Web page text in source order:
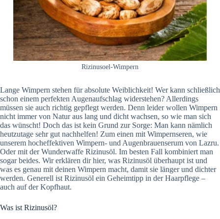
Rizinusoel-Wimpern
Lange Wimpern stehen für absolute Weiblichkeit! Wer kann schließlich
schon einem perfekten Augenaufschlag widerstehen? Allerdings
müssen sie auch richtig gepflegt werden. Denn leider wollen Wimpern
nicht immer von Natur aus lang und dicht wachsen, so wie man sich
das wünscht! Doch das ist kein Grund zur Sorge: Man kann nämlich
heutzutage sehr gut nachhelfen! Zum einen mit Wimpernseren, wie
unserem hocheffektiven Wimpern- und Augenbrauenserum von Lazru.
Oder mit der Wunderwaffe Rizinusöl. Im besten Fall kombiniert man
sogar beides. Wir erklären dir hier, was Rizinusöl überhaupt ist und
was es genau mit deinen Wimpern macht, damit sie länger und dichter
werden. Generell ist Rizinusöl ein Geheimtipp in der Haarpflege –
auch auf der Kopfhaut.
Was ist Rizinusöl?